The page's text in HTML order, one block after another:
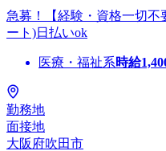
急募！【経験・資格一切
ート)日払いok
医療・福祉系時給
勤務地
面接地
大阪府吹田市